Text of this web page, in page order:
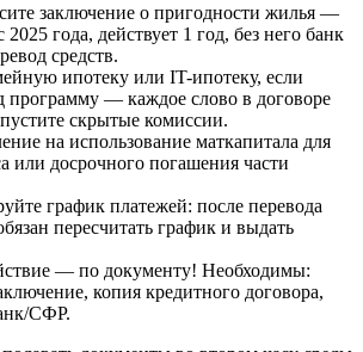
заключение о пригодности жилья —
2025 года, действует 1 год, без него банк
средств.
ипотеку или IT-ипотеку, если
программу — каждое слово в договоре
скрытые комиссии.
на использование маткапитала для
или досрочного погашения части
график платежей: после перевода
пересчитать график и выдать
— по документу! Необходимы:
копия кредитного договора,
СФР.